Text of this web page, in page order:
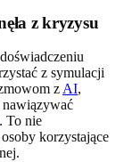
z kryzysu
z symulacji
zAI,
nawiązywać
To nie
korzystające